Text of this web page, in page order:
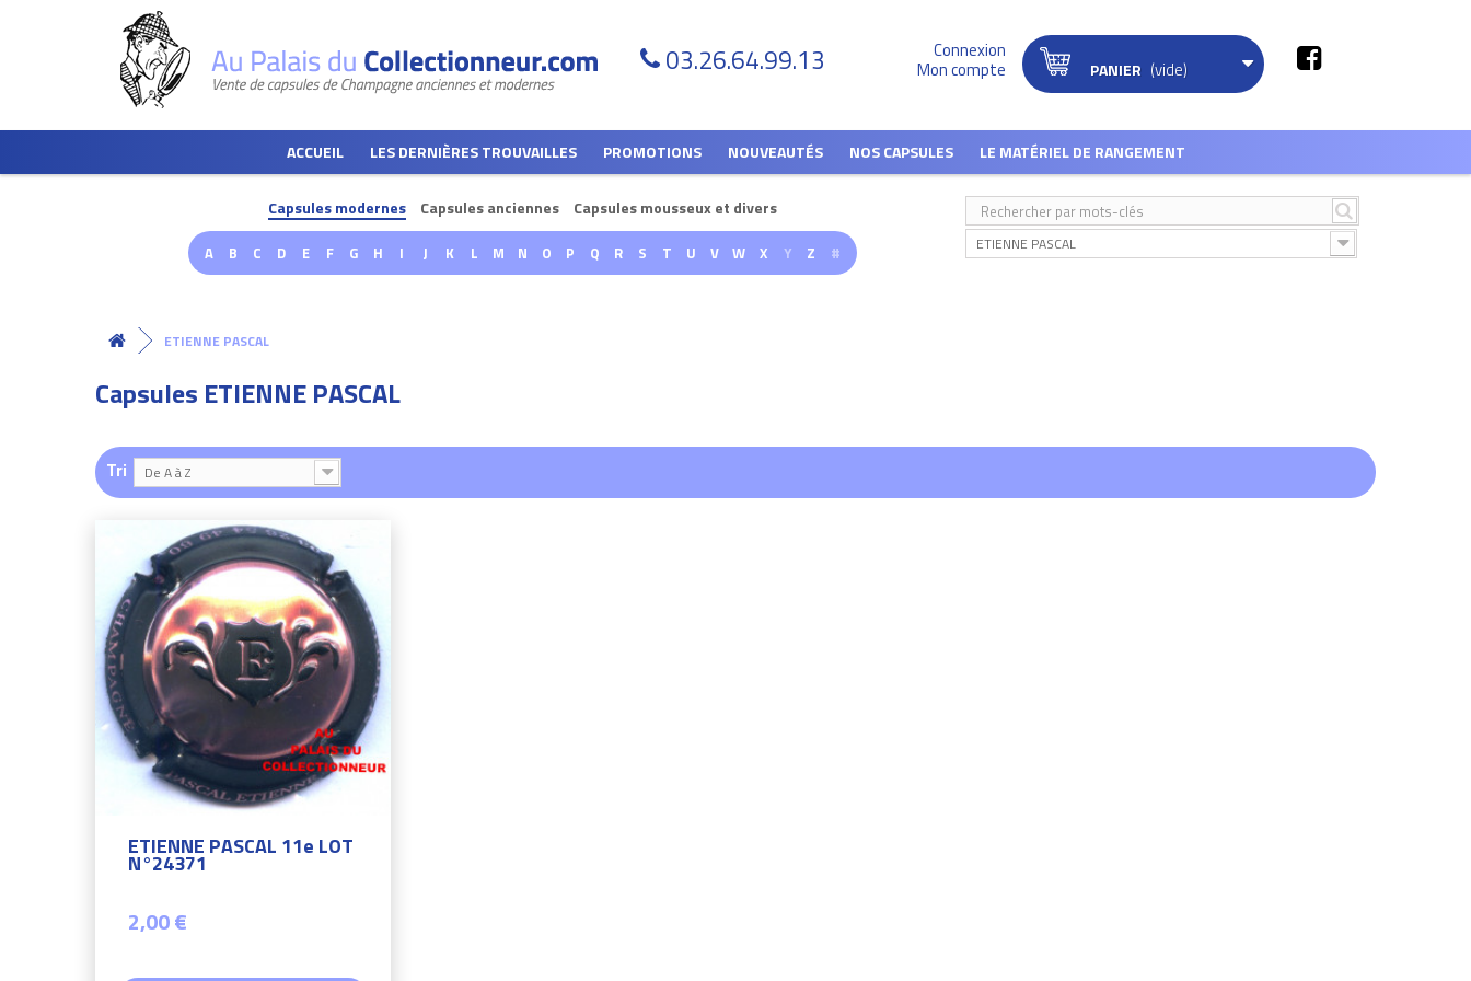
03.26.64.99.13 Connexion
Mon compte PANIER (vide)
ACCUEIL LES DERNIÈRES TROUVAILLES PROMOTIONS NOUVEAUTÉS NOS CAPSULES LE MATÉRIEL DE RANGEMENT
Capsules modernes Capsules anciennes Capsules mousseux et divers
A B C D E F G H I J K L M N O P Q R S T U V W X Y Z # ETIENNE PASCAL
ETIENNE PASCAL
Capsules ETIENNE PASCAL
Tri De A à Z
ETIENNE PASCAL 11e LOT
N°24371
2,00 €